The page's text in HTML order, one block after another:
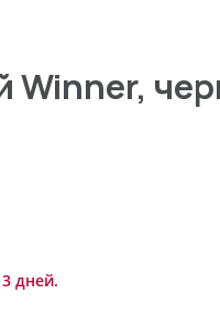
Winner,
дней.